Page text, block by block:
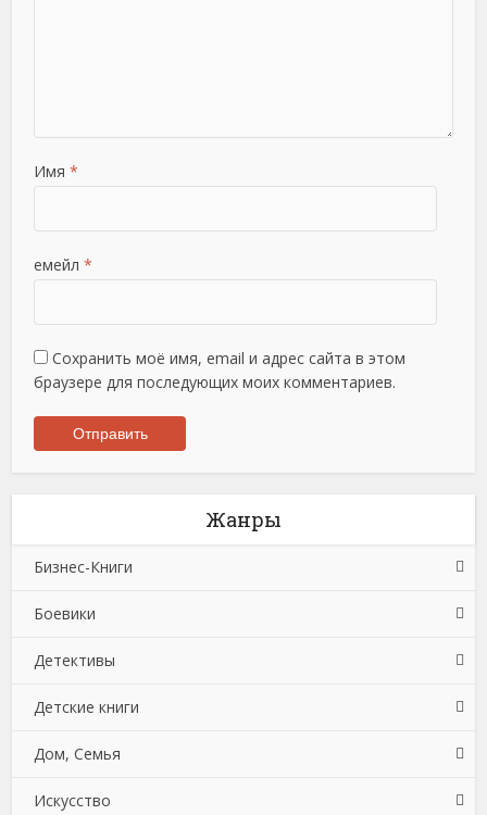
Имя *
емейл *
Сохранить моё имя, email и адрес сайта в этом
браузере для последующих моих комментариев.
Жанры
Бизнес-Книги
Банковское дело
Бухучет, налогообложение, аудит
Делопроизводство
Зарубежная деловая литература
Корпоративная культура
Боевики
Боевики: Прочее
Криминальные боевики
Триллеры
Детективы
Зарубежные детективы
Иронические детективы
Исторические детективы
Детские книги
Детская проза
Детская фантастика
Дом, Семья
Автомобили и ПДД
Искусство